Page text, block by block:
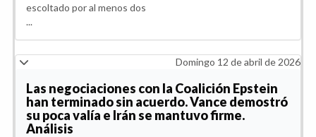
escoltado por al menos dos
...
Domingo 12 de abril de 2026
Las negociaciones con la Coalición Epstein
han terminado sin acuerdo. Vance demostró
su poca valía e Irán se mantuvo firme.
Análisis